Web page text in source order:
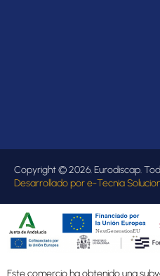
Copyright © 2026. Eurodiscap.
Desarrollado pore-Tecnia
Este comercio ha obtenido una